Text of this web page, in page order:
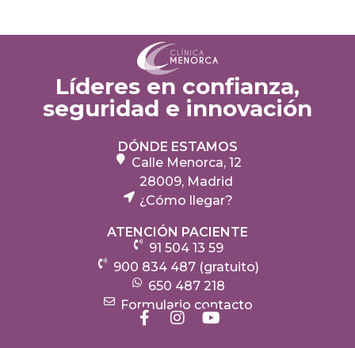
Líderes en confianza,
seguridad e innovación
DÓNDE ESTAMOS
Calle Menorca, 12
28009, Madrid
¿Cómo llegar?
ATENCIÓN PACIENTE
91 504 13 59
900 834 487 (gratuito)
650 487 218
Formulario contacto